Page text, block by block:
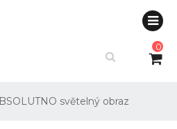
0
světelný obraz